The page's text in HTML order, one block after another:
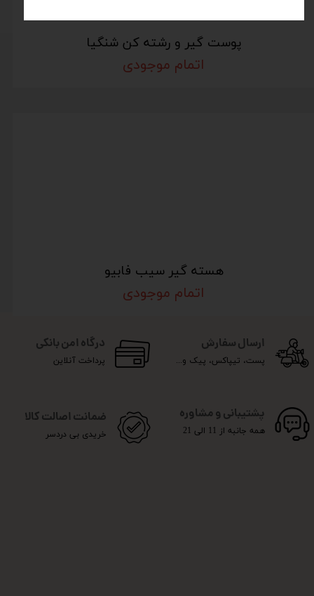
پوست گیر و رشته کن شنگیا
اتمام موجودی
هسته گیر سیب فابیو
اتمام موجودی
ارسال سفارش
پست، تیپاکس، پیک و...
درگاه امن بانکی
پرداخت آنلاین
پشتیبانی و مشاوره
همه جانبه از 11 الی 21
ضمانت اصالت کالا
خریدی بی دردسر